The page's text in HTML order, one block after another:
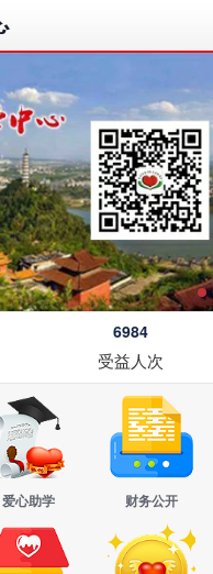
6984
受益人次
爱心助学 财务公开